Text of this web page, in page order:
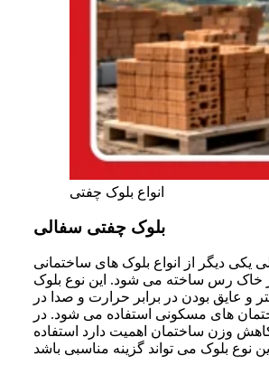
انواع بلوک چفتی
بلوک چفتی سفالی
یکی دیگر از انواع بلوک های ساختمانی
خاک رس ساخته می شود. این نوع بلوک
و عایق بودن در برابر حرارت و صدا در
های مسکونی استفاده می شود. در
وزن ساختمان اهمیت دارد استفاده